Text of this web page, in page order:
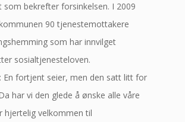
som bekrefter forsinkelsen. I 2009
90 tjenestemottakere
som har innvilget
sosialtjenesteloven.
En fortjent seier, men den satt litt for
har vi den glede å ønske alle våre
hjertelig velkommen til